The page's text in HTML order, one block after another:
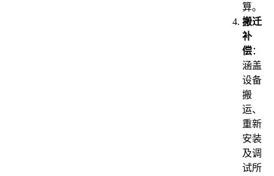
算。
搬迁
补
偿：
涵盖
设备
搬
运、
重新
安装
及调
试所